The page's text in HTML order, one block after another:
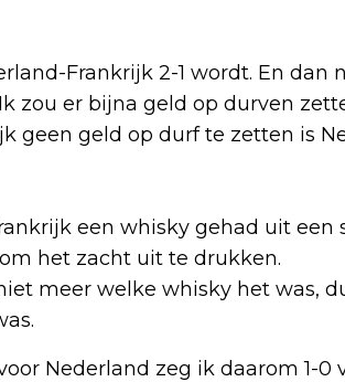
Frankrijk 2-1 wordt. En
zou er bijna geld op durven
geen geld op durf te zetten is
een whisky gehad uit een
het zacht uit te drukken.
meer welke whisky het was,
Nederland zeg ik daarom 1-0